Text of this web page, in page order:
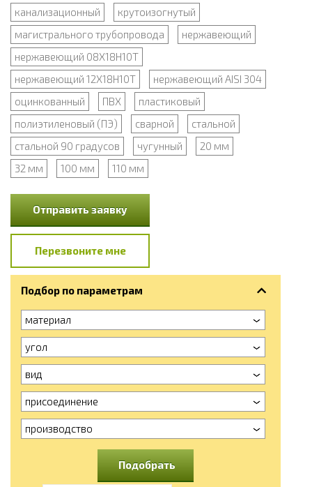
канализационный
крутоизогнутый
магистрального трубопровода
нержавеющий
нержавеющий 08Х18Н10Т
нержавеющий 12Х18Н10Т
нержавеющий AISI 304
оцинкованный
ПВХ
пластиковый
полиэтиленовый (ПЭ)
сварной
стальной
стальной 90 градусов
чугунный
20 мм
32 мм
100 мм 110 мм
Отправить заявку
Перезвоните мне
Подбор по параметрам
материал
угол
вид
присоединение
производство
Подобрать